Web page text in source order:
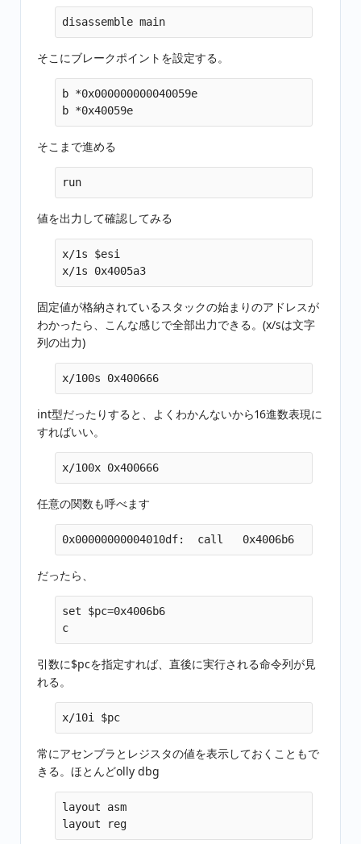
そこにブレークポイントを設定する。
b *0x000000000040059e
そこまで進める
値を出力して確認してみる
x/1s $esi
固定値が格納されているスタックの始まりのアドレスが
わかったら、こんな感じで全部出力できる。(x/sは文字
列の出力)
int型だったりすると、よくわかんないから16進数表現に
すればいい。
任意の関数も呼べます
だったら、
set $pc=0x4006b6
引数に$pcを指定すれば、直後に実行される命令列が見
れる。
常にアセンブラとレジスタの値を表示しておくこともで
きる。ほとんどolly dbg
layout asm